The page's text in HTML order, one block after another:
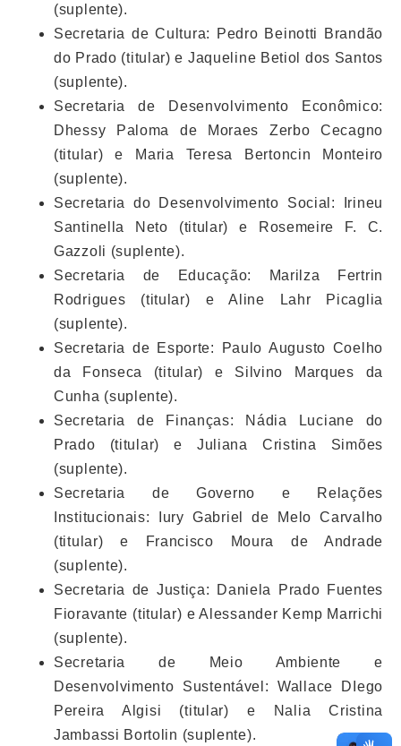
(suplente).
Secretaria de Cultura: Pedro Beinotti Brandão
do Prado (titular) e Jaqueline Betiol dos Santos
(suplente).
Secretaria de Desenvolvimento Econômico:
Dhessy Paloma de Moraes Zerbo Cecagno
(titular) e Maria Teresa Bertoncin Monteiro
(suplente).
Secretaria do Desenvolvimento Social: Irineu
Santinella Neto (titular) e Rosemeire F. C.
Gazzoli (suplente).
Secretaria de Educação: Marilza Fertrin
Rodrigues (titular) e Aline Lahr Picaglia
(suplente).
Secretaria de Esporte: Paulo Augusto Coelho
da Fonseca (titular) e Silvino Marques da
Cunha (suplente).
Secretaria de Finanças: Nádia Luciane do
Prado (titular) e Juliana Cristina Simões
(suplente).
Secretaria de Governo e Relações
Institucionais: Iury Gabriel de Melo Carvalho
(titular) e Francisco Moura de Andrade
(suplente).
Secretaria de Justiça: Daniela Prado Fuentes
Fioravante (titular) e Alessander Kemp Marrichi
(suplente).
Secretaria de Meio Ambiente e
Desenvolvimento Sustentável: Wallace DIego
Pereira Algisi (titular) e Nalia Cristina
Jambassi Bortolin (suplente).